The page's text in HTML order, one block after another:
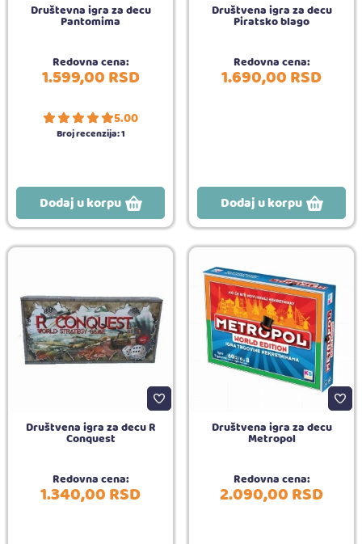
Društevna igra za decu
Pantomima
Redovna cena:
1.599,00RSD
5.00
Broj recenzija:1
Dodaj u korpu
Društvena igra za decu
Piratsko blago
Redovna cena:
1.690,00RSD
Dodaj u korpu
Društvena igra za decu R
Conquest
Redovna cena:
1.340,00RSD
Društvena igra za decu
Metropol
Redovna cena:
2.090,00RSD